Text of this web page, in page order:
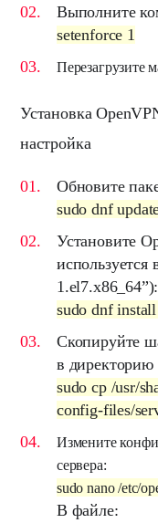
Выполните
setenforce 1
Перезагрузите
Установка
настройка
Обновите
sudo dnf
Установите
используется
1.el7.x86_64”):
sudo dnf
Скопируйте
в директорию
sudo cp /usr/
config-files/
Измените
сервера:
sudo nano /etc/
В файле: